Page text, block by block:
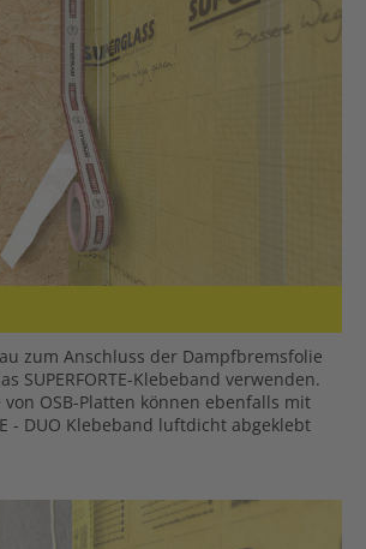
zum Anschluss der Dampfbremsfolie
SUPERFORTE-Klebeband verwenden.
von OSB-Platten können ebenfalls mit
- DUO Klebeband luftdicht abgeklebt